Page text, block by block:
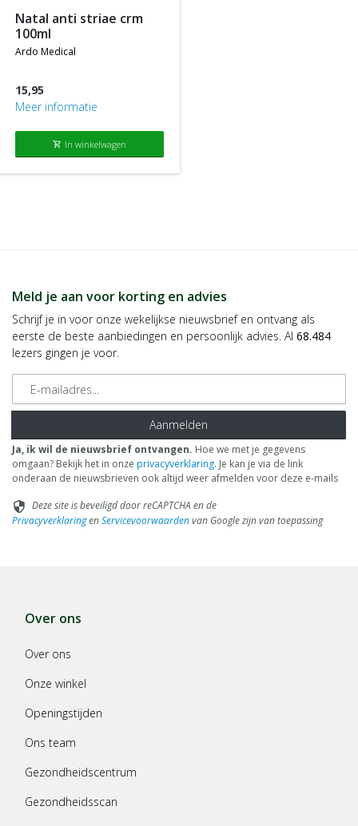
natal anti striae crm
100ml
ardo medical
15,95
Meer informatie
shopping_cart In winkelwagen
Meld je aan voor korting en advies
Schrijf je in voor onze wekelijkse nieuwsbrief en ontvang als
eerste de beste aanbiedingen en persoonlijk advies. Al 68.484
lezers gingen je voor.
E-mailadres
Aanmelden
Ja, ik wil de nieuwsbrief ontvangen. Hoe we met je gegevens
omgaan? Bekijk het in onze privacyverklaring. Je kan je via de link
onderaan de nieuwsbrieven ook altijd weer afmelden voor deze e-mails
security Deze site is beveiligd door reCAPTCHA en de
PrivacyverklaringenServicevoorwaardenvan Google zijn van toepassing
Over ons
Over ons
Onze winkel
Openingstijden
Ons team
Gezondheidscentrum
Gezondheidsscan